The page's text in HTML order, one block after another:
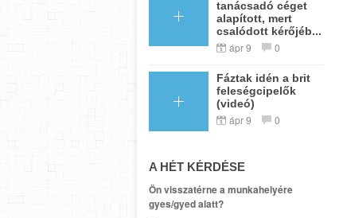
tanácsadó céget
alapított, mert
csalódott kérőjéb...
ápr 9 0
Fáztak idén a brit
feleségcipelők
(videó)
ápr 9 0
A HÉT KÉRDÉSE
Ön visszatérne a munkahelyére
gyes/gyed alatt?